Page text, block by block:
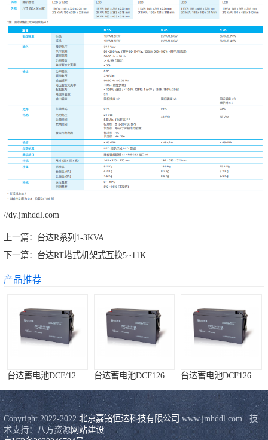
//dy.jmhddl.com
上一篇： 台达R系列1-3KVA
下一篇： 台达RT塔式机架式互换5~11K
产品推荐
Copyright 2022-2022 北京嘉铭恒达科技有限公司 www.jmhddl.com   技
术支持：八方资源网站建设